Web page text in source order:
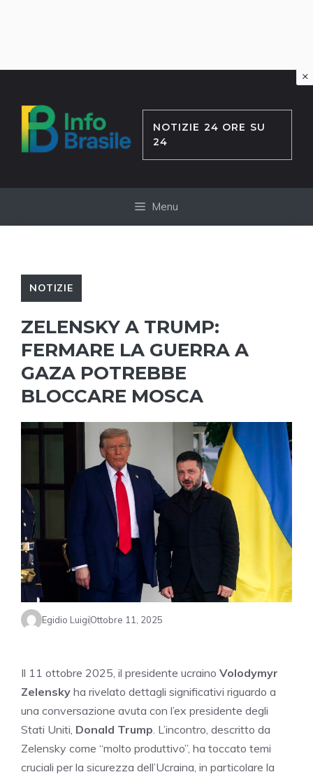
contenuto
NOTIZIE 24 ORE SU
24
Menu
NOTIZIE
ZELENSKY A TRUMP:
FERMARE LA GUERRA A
GAZA POTREBBE
BLOCCARE MOSCA
Egidio LuigiOttobre 11, 2025
Il 11 ottobre 2025, il presidente ucraino Volodymyr
Zelensky ha rivelato dettagli significativi riguardo a
una conversazione avuta con l’ex presidente degli
Stati Uniti, Donald Trump. L’incontro, descritto da
Zelensky come “molto produttivo”, ha toccato temi
cruciali per la sicurezza dell’Ucraina, in particolare la
×